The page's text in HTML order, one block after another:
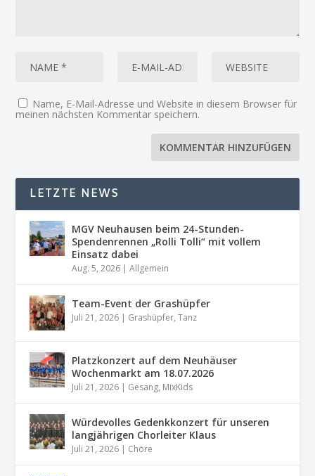
Name, E-Mail-Adresse und Website in diesem Browser für
meinen nächsten Kommentar speichern.
LETZTE NEWS
MGV Neuhausen beim 24-Stunden-
Spendenrennen „Rolli Tolli“ mit vollem
Einsatz dabei
Aug. 5, 2026 |Allgemein
Team-Event der Grashüpfer
Juli 21, 2026 | Grashüpfer,Tanz
Platzkonzert auf dem Neuhäuser
Wochenmarkt am 18.07.2026
Juli 21, 2026 | Gesang, MixKids
Würdevolles Gedenkkonzert für unseren
langjährigen Chorleiter Klaus
Juli 21, 2026 | Chöre